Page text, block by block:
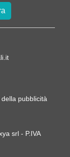
pubblicità
srl - P.IVA